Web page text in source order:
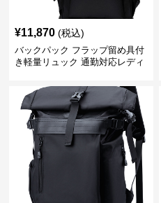
¥11,870 (税込)
バックパック フラップ留め具付
き軽量リュック 通勤対応レディ